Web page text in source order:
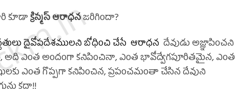
కూడాక్రిస్మస్ ఆరాధనజరిగిందా?
దైవోపదేశములని బోధించి చేసే ఆరాధన దేవుడు అజ్ఞాపించని
అది ఎంత అందంగా కనిపించినా, ఎంత భావోద్వేగపూరితమైన, ఎంత
ఎంత గొప్పగా కనిపించిన, ప్రపంచమంతా చేసినదేవుని
కదా!!